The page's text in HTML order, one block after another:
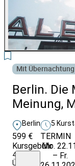
Mit Übernachtung
Berlin. Die
Meinung,
Berlin 5
599 €
Kursgebühr
4
Ü./F.
TERMIN
Mo.
– Fr.